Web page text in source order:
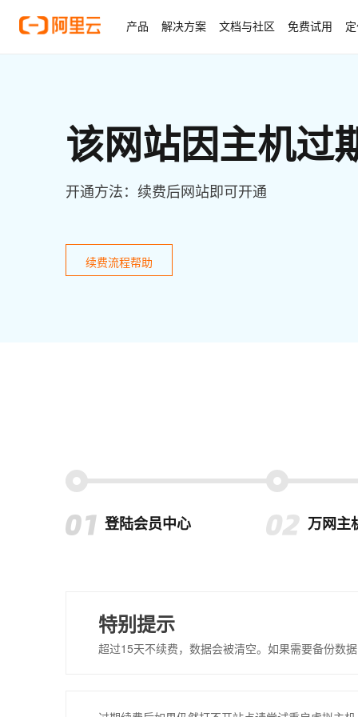
产品 解决方案 文档与社区 免费试用
该网站因主机过
开通方法：续费后网站即可开通
续费流程帮助
登陆会员中心 万网主
特别提示
超过15天不续费，数据会被清空。如果需要备份数